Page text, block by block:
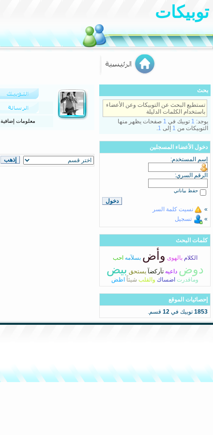
توبيكات
بحث
تستطيع البحث عن التوبيكات وعن الأعضاء
باستخدام الكلمات الدليلة
يوجد: 1 توبيك في 1 صفحات يظهر منها
التوبيكات من 1 إلى 1
.
دخول الأعضاء المسجلين
إسم المستخدم:
الرقم السري:
حفظ بياناتي
»
نسيت كلمة السر
»
تسجيل
كلمات البحث
الكلام بالهوى وأض بسلآمه احب
دوض داعيه تآركضآ يستحق بيض
وماقدرت اضساك والقلب شيئاً اظض
إحصائيات الموقع
1853 توبيك في 12 قسم.
معلومات إضافية